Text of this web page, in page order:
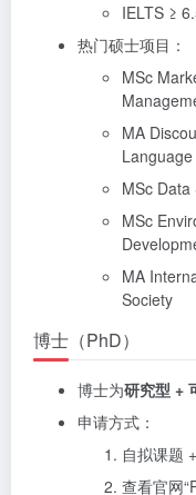
IELTS ≥
热门硕士项目：
MSc
MA
MSc
MSc
MA
Society
博士（PhD）
博士为研究型 +
申请方式：
自拟课题
查看官网